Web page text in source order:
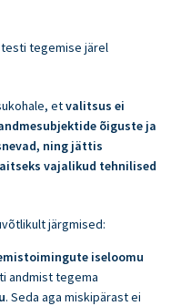
testi tegemise järel
etvalitsus ei
õiguste ja
ning jättis
vajalikud tehnilised
järgmised:
iseloomu
andmist tegema
. Seda aga miskipärast ei